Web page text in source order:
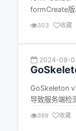
formCreate
303 收藏
2024-08-
GoSkeleton
导致服务端检
务端对应的
369 收藏